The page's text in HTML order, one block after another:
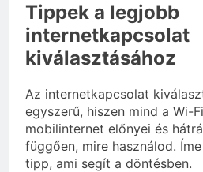
Tippek a legjobb
internetkapcsolat
kiválasztásához
Az internetkapcsolat
egyszerű, hiszen mind a Wi-
mobilinternet előnyei és
függően, mire használod.
tipp, ami segít a döntésben.